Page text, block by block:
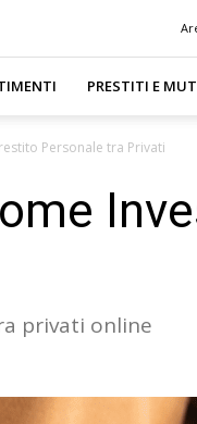
PRESTITI E
Personale tra Privati
privati online